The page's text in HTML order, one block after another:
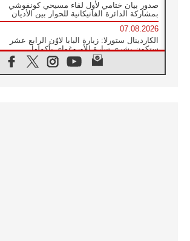
صدور بيان ختامي لأول لقاء مسيحي كونفوشي
بمشاركة الدائرة الفاتيكانية للحوار بين الأديان
07.08.2026
الكاردينال ستورلا: زيارة البابا لاوُن الرابع عشر
ستكون بشرى سارة للأوروغواي بأكملها
الفاتيكان يعلن برنامج الزيارة الرسولية للبابا لاوُن